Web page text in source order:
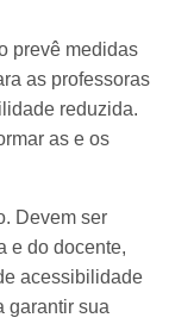
prevê medidas
as professoras
reduzida.
as e os
Devem ser
e do docente,
acessibilidade
garantir sua